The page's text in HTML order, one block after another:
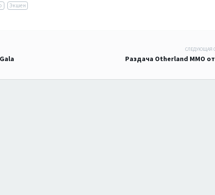
Экшен
СЛЕДУЮЩАЯ
Раздача Otherland MMO от